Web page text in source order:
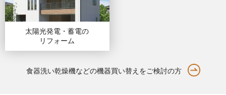
太陽光発電・蓄電の
リフォーム
食器洗い乾燥機などの機器買い替えをご検討の方